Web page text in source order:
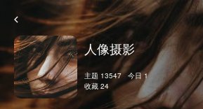
人像摄影
主题 13547 今日 1
收藏 24